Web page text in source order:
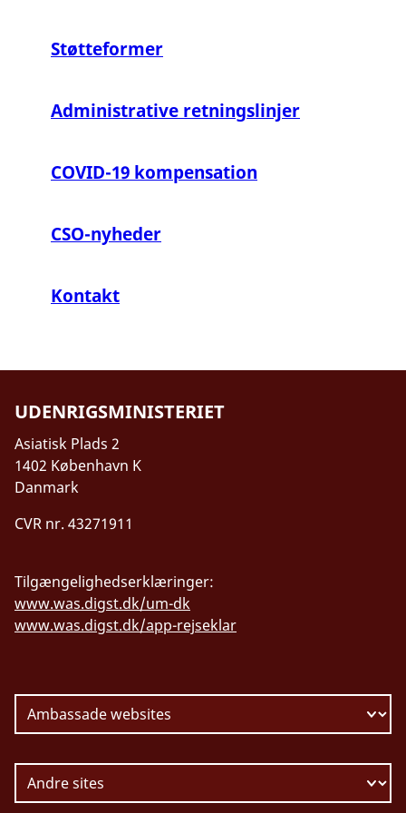
Støtteformer
Administrative retningslinjer
COVID-19 kompensation
CSO-nyheder
Kontakt
UDENRIGSMINISTERIET
Asiatisk Plads 2
1402 København K
Danmark
CVR nr. 43271911
Tilgængelighedserklæringer:
www.was.digst.dk/um-dk
www.was.digst.dk/app-rejseklar